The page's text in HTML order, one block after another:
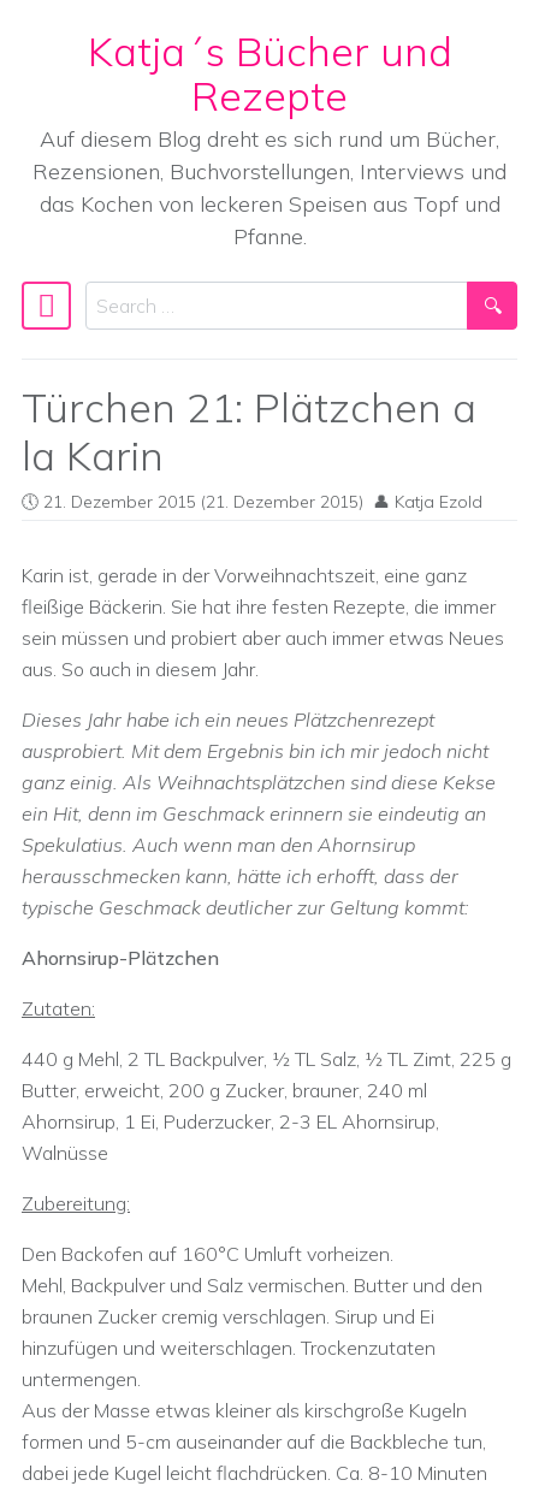
Skip to content
Katja´s Bücher und
Rezepte
Auf diesem Blog dreht es sich rund um Bücher,
Rezensionen, Buchvorstellungen, Interviews und
das Kochen von leckeren Speisen aus Topf und
Pfanne.
Main Navigation
Search
Türchen 21: Plätzchen a
la Karin
21. Dezember 2015 (21. Dezember 2015) Katja Ezold
Karin ist, gerade in der Vorweihnachtszeit, eine ganz
fleißige Bäckerin. Sie hat ihre festen Rezepte, die immer
sein müssen und probiert aber auch immer etwas Neues
aus. So auch in diesem Jahr.
Dieses Jahr habe ich ein neues Plätzchenrezept
ausprobiert. Mit dem Ergebnis bin ich mir jedoch nicht
ganz einig. Als Weihnachtsplätzchen sind diese Kekse
ein Hit, denn im Geschmack erinnern sie eindeutig an
Spekulatius. Auch wenn man den Ahornsirup
herausschmecken kann, hätte ich erhofft, dass der
typische Geschmack deutlicher zur Geltung kommt:
Ahornsirup-Plätzchen
Zutaten:
440 g Mehl, 2 TL Backpulver, ½ TL Salz, ½ TL Zimt, 225 g
Butter, erweicht, 200 g Zucker, brauner, 240 ml
Ahornsirup, 1 Ei, Puderzucker, 2-3 EL Ahornsirup,
Walnüsse
Zubereitung:
Den Backofen auf 160°C Umluft vorheizen.
Mehl, Backpulver und Salz vermischen. Butter und den
braunen Zucker cremig verschlagen. Sirup und Ei
hinzufügen und weiterschlagen. Trockenzutaten
untermengen.
Aus der Masse etwas kleiner als kirschgroße Kugeln
formen und 5-cm auseinander auf die Backbleche tun,
dabei jede Kugel leicht flachdrücken. Ca. 8-10 Minuten